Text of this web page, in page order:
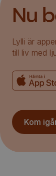
Nu
Lylli är
till liv med
Kom